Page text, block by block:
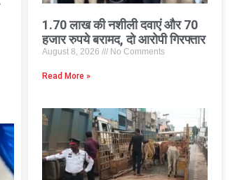
1.70 लाख की नशीली दवाएं और 70
हजार रुपये बरामद, दो आरोपी गिरफ्तार
August 8, 2026 No Comments
Read More »